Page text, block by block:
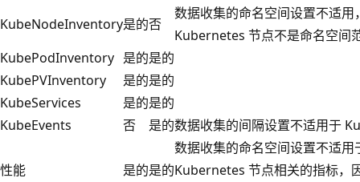
KubeNodeInventory是的否
数据收集的命名空间设置不适用
Kubernetes 节点不是命名空间
KubePodInventory 是的是的
KubePVInventory
是的是的
KubeServices
是的是的
KubeEvents
否 是的数据收集的间隔设置不适用于
性能 是的是的
数据收集的命名空间设置不适用
Kubernetes 节点相关的指标，